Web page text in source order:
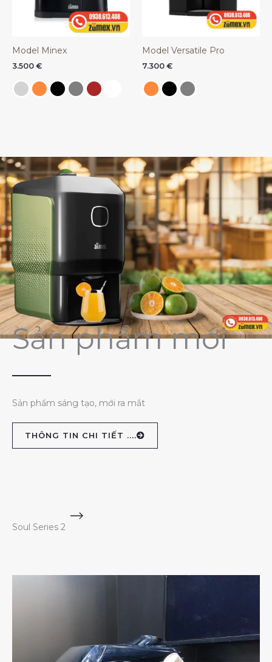
Model Minex
3.500 €
Model Versatile Pro
7.300 €
Sản phẩm mới
Sản phẩm sáng tạo, mới ra mắt
THÔNG TIN CHI TIẾT ....
Soul Series 2